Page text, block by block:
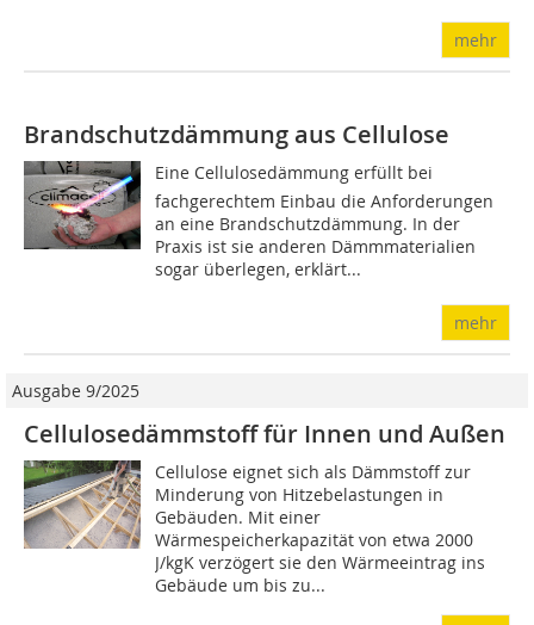
mehr
Brandschutzdämmung aus Cellulose
Eine Cellulosedämmung erfüllt bei
fachgerechtem Einbau die Anforderungen
an eine Brandschutzdämmung. In der
Praxis ist sie anderen Dämmmaterialien
sogar überlegen, erklärt...
mehr
Ausgabe 9/2025
Cellulosedämmstoff für Innen und Außen
Cellulose eignet sich als Dämmstoff zur
Minderung von Hitzebelastungen in
Gebäuden. Mit einer
Wärmespeicherkapazität von etwa 2000
J/kgK verzögert sie den Wärmeeintrag ins
Gebäude um bis zu...